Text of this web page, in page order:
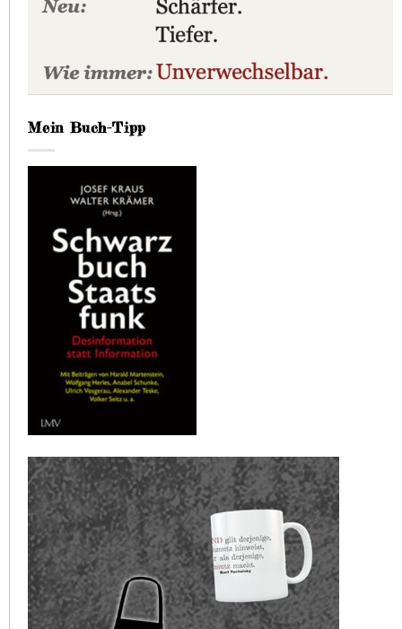
Mein Buch-Tipp